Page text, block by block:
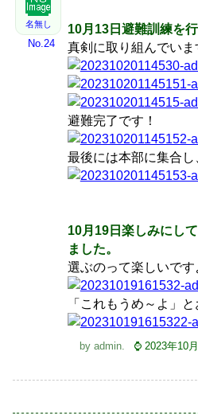
名無し
No.24
10月13日避難訓練を行
真剣に取り組んでいま
避難完了です！
最後には本部に集合し
10月19日楽しみにし
ました。
選ぶのって楽しいです
「これもうめ～よ」
by admin. ⌚ 2023年10